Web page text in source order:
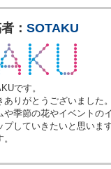
： SOTAKU
です。
りがとうございました。
季節の花やイベントの
していきたいと思います